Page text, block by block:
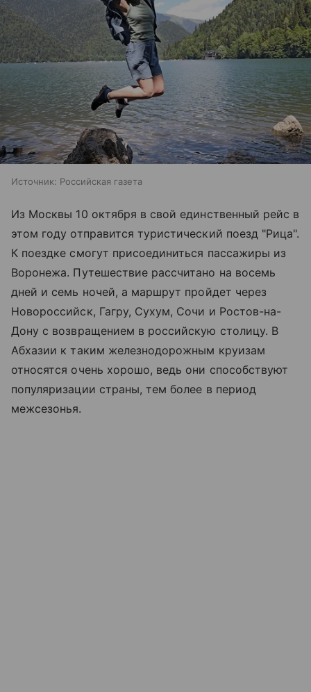
Источник: Российская газета
Из Москвы 10 октября в свой единственный рейс в
этом году отправится туристический поезд "Рица".
К поездке смогут присоединиться пассажиры из
Воронежа. Путешествие рассчитано на восемь
дней и семь ночей, а маршрут пройдет через
Новороссийск, Гагру, Сухум, Сочи и Ростов-на-
Дону с возвращением в российскую столицу. В
Абхазии к таким железнодорожным круизам
относятся очень хорошо, ведь они способствуют
популяризации страны, тем более в период
межсезонья.